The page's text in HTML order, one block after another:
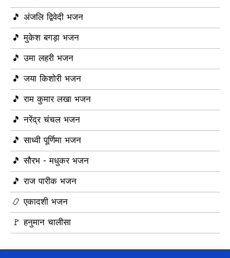
🎵 अंजलि द्विवेदी भजन
🎵 मुकेश बगड़ा भजन
🎵 उमा लहरी भजन
🎵 जया किशोरी भजन
🎵 राम कुमार लखा भजन
🎵 नरेंद्र चंचल भजन
🎵 साध्वी पूर्णिमा भजन
🎵 सौरभ - मधुकर भजन
🎵 राज पारीक भजन
📿 एकादशी भजन
🚩 हनुमान चालीसा